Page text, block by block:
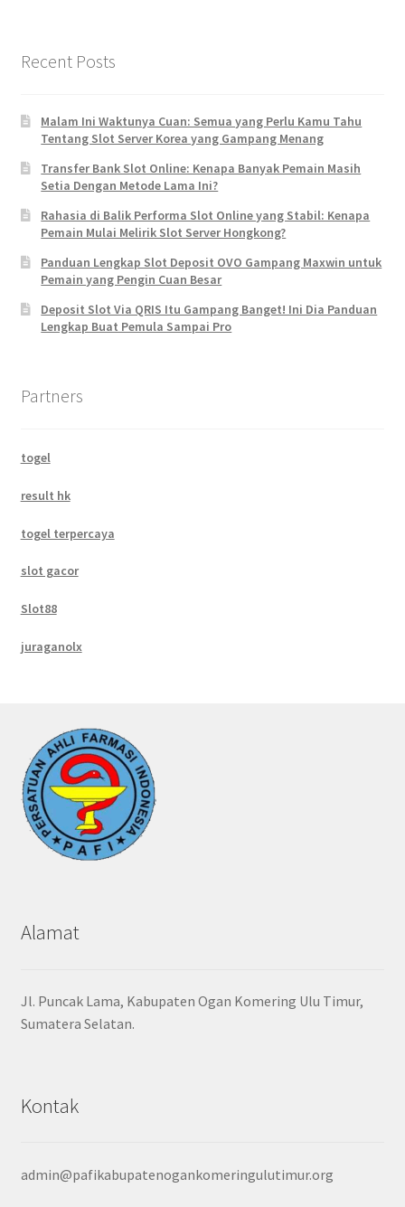
Recent Posts
Malam Ini Waktunya Cuan: Semua yang Perlu Kamu Tahu
Tentang Slot Server Korea yang Gampang Menang
Transfer Bank Slot Online: Kenapa Banyak Pemain Masih
Setia Dengan Metode Lama Ini?
Rahasia di Balik Performa Slot Online yang Stabil: Kenapa
Pemain Mulai Melirik Slot Server Hongkong?
Panduan Lengkap Slot Deposit OVO Gampang Maxwin untuk
Pemain yang Pengin Cuan Besar
Deposit Slot Via QRIS Itu Gampang Banget! Ini Dia Panduan
Lengkap Buat Pemula Sampai Pro
Partners
togel
result hk
togel terpercaya
slot gacor
Slot88
juraganolx
Alamat
Jl. Puncak Lama, Kabupaten Ogan Komering Ulu Timur,
Sumatera Selatan.
Kontak
admin@pafikabupatenogankomeringulutimur.org